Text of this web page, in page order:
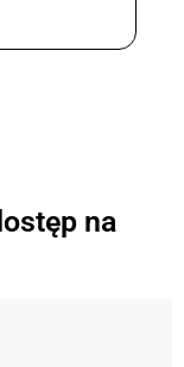
na